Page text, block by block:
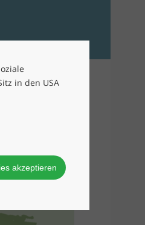
in den USA
akzeptieren